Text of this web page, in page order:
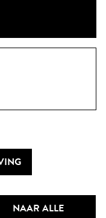
NAAR ALLE